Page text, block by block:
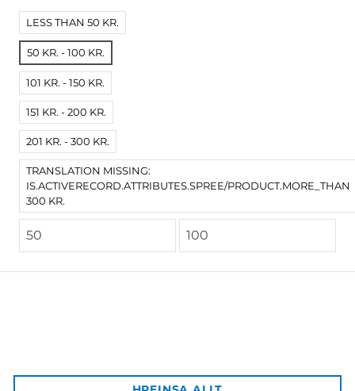
LESS THAN 50 KR.
50 KR. - 100 KR.
101 KR. - 150 KR.
151 KR. - 200 KR.
201 KR. - 300 KR.
TRANSLATION MISSING:
IS.ACTIVERECORD.ATTRIBUTES.SPREE/PRODUCT.MORE_THAN
300 KR.
Afgreiðsla vara: